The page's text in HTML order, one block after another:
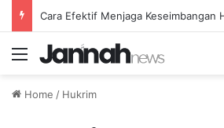
Menu
Home / Hukrim